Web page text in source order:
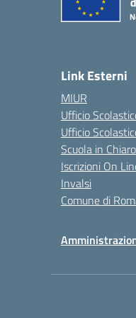
Link Esterni
MIUR
Ufficio
Ufficio
Scuola in Chiaro
Iscrizioni On
Invalsi
Comune di